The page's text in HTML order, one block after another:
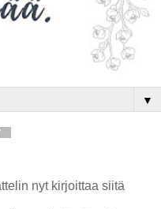
▼
nyt kirjoittaa siitä